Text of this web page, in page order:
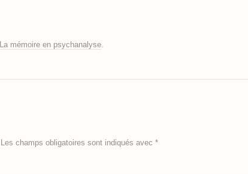
La mémoire en psychanalyse.
Les champs obligatoires sont indiqués avec *